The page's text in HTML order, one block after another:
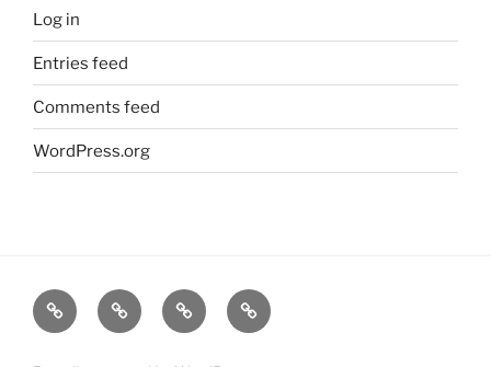
Log in
Entries feed
Comments feed
WordPress.org
大
輔
姫
の
旅
レ
笑
う